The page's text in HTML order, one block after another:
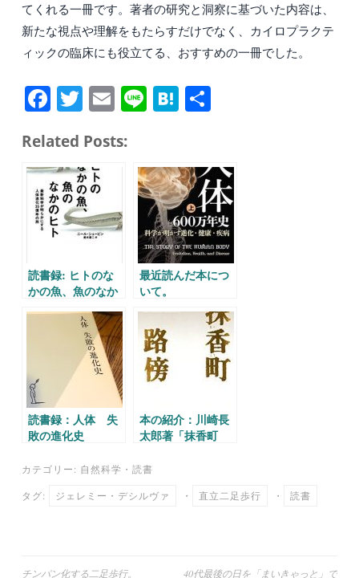
てくれる一冊です。著者の研究と洞察に基づいた内容は、
新たな視点や理解をもたらすだけでなく、カイロプラクテ
ィックの臨床にも役立てる、おすすめの一冊でした。
Fa
bo
ok
T
tte
r
E
ail
Li H
a
Related Posts:
読書録: ヒトのな
かの魚、魚のなか
最近読んだ本につ
いて。
読書録：人体 失
敗の進化史
本の紹介：川崎長
太郎著「抹香町
カテゴリー: 自然科学 ・ 読書
タグ: ジェレミー・デシルヴァ ・ 直立二足歩行 ・ 読書
チンパン化する二足歩行。 40代最後の日を「まいきゃっと」で